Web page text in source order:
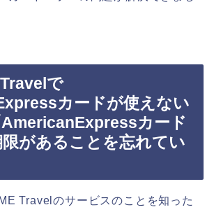
で
カードが使えない
カード
があることを忘れてい
Travelのサービスのことを知った